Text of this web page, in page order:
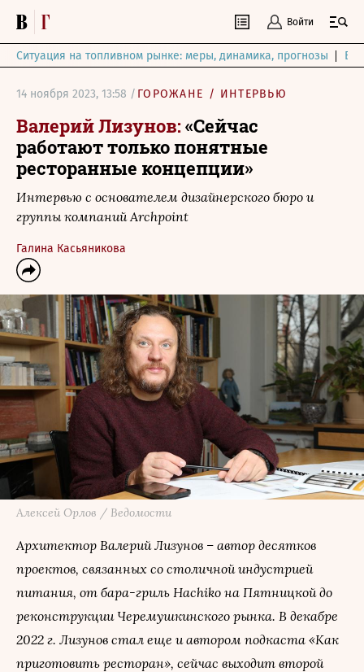
Войти
Ситуация на топливном рынке: меры, динамика, прогнозы
14 ноября 2023, 13:58 / ГОРОЖАНЕ / ИНТЕРВЬЮ
Валерий Лизунов:«Сейчас
работают только понятные
ресторанные концепции»
Интервью с основателем дизайнерского бюро и
группы компаний Archpoint
Галина Касьяникова
Алексей Орлов / Ведомости
Архитектор Валерий Лизунов – автор десятков
проектов, связанных со столичной индустрией
питания, от бара-гриль Hachikо на Пятницкой до
реконструкции Черемушкинского рынка. В декабре
2022 г. Лизунов стал еще и автором подкаста «Как
приготовить ресторан», сейчас выходит второй